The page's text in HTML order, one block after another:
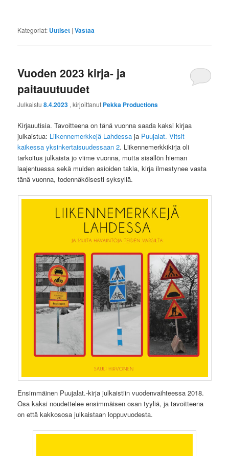
Kategoriat: Uutiset |Vastaa
Vuoden 2023 kirja- ja
paitauutuudet
Julkaistu8.4.2023 , kirjoittanut Pekka Productions
Kirjauutisia. Tavoitteena on tänä vuonna saada kaksi kirjaa
julkaistua: Liikennemerkkejä Lahdessa ja Puujalat. Vitsit
kaikessa yksinkertaisuudessaan 2. Liikennemerkkikirja oli
tarkoitus julkaista jo viime vuonna, mutta sisällön hieman
laajentuessa sekä muiden asioiden takia, kirja ilmestynee vasta
tänä vuonna, todennäköisesti syksyllä.
Ensimmäinen Puujalat.-kirja julkaistiin vuodenvaihteessa 2018.
Osa kaksi noudettelee ensimmäisen osan tyyliä, ja tavoitteena
on että kakkososa julkaistaan loppuvuodesta.